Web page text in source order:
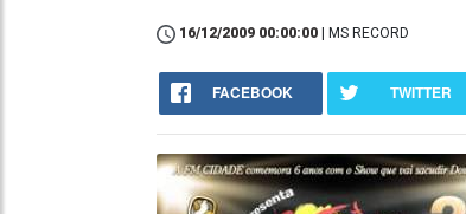
16/12/2009 00:00:00 | MS RECORD
FACEBOOK TWITTER